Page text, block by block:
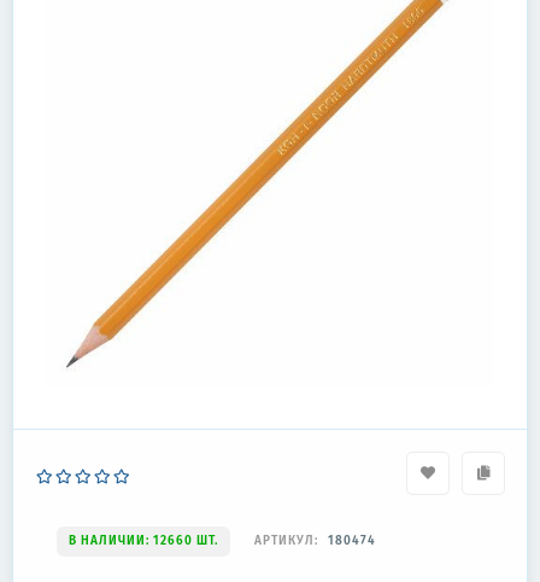
В НАЛИЧИИ: 12660 ШТ. АРТИКУЛ: 180474